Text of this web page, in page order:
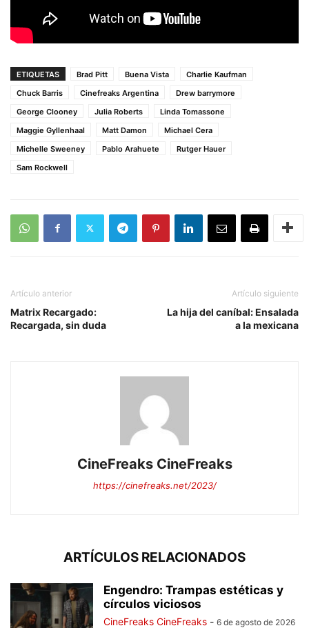
ETIQUETAS Brad Pitt Buena Vista
Charlie Kaufman
Chuck Barris
Cinefreaks Argentina
Drew barrymore
George Clooney
Julia Roberts
Linda Tomassone
Maggie Gyllenhaal
Matt Damon
Michael Cera
Michelle Sweeney
Pablo Arahuete
Rutger Hauer
Sam Rockwell
Artículo anterior
Matrix Recargado:
Recargada, sin duda
Artículo siguiente
La hija del caníbal: Ensalada
a la mexicana
CineFreaks CineFreaks
https://cinefreaks.net/2023/
ARTÍCULOS RELACIONADOS
Engendro: Trampas estéticas y
círculos viciosos
CineFreaks CineFreaks - 6 de agosto de 2026